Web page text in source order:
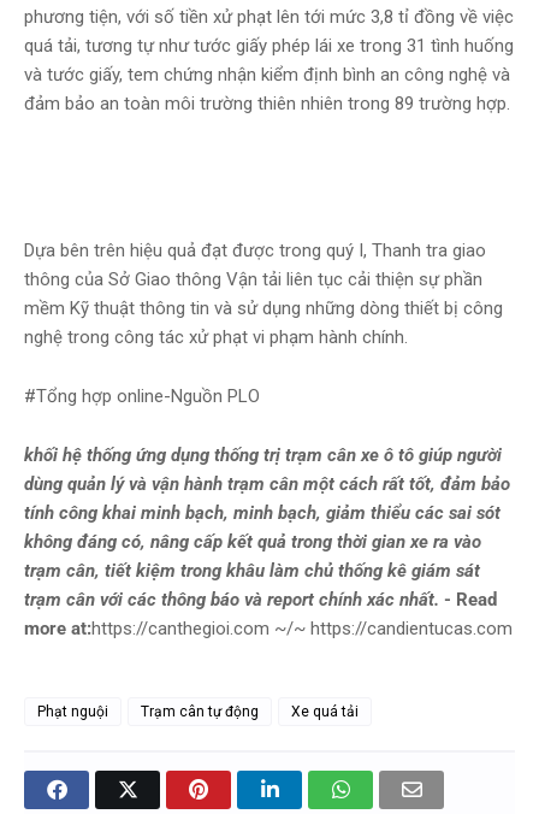
phương tiện, với số tiền xử phạt lên tới mức 3,8 tỉ đồng về việc
quá tải, tương tự như tước giấy phép lái xe trong 31 tình huống
và tước giấy, tem chứng nhận kiểm định bình an công nghệ và
đảm bảo an toàn môi trường thiên nhiên trong 89 trường hợp.
Dựa bên trên hiệu quả đạt được trong quý I, Thanh tra giao
thông của Sở Giao thông Vận tải liên tục cải thiện sự phần
mềm Kỹ thuật thông tin và sử dụng những dòng thiết bị công
nghệ trong công tác xử phạt vi phạm hành chính.
#Tổng hợp online-Nguồn PLO
khối hệ thống ứng dụng thống trị trạm cân xe ô tô giúp người
dùng quản lý và vận hành trạm cân một cách rất tốt, đảm bảo
tính công khai minh bạch, minh bạch, giảm thiểu các sai sót
không đáng có, nâng cấp kết quả trong thời gian xe ra vào
trạm cân, tiết kiệm trong khâu làm chủ thống kê giám sát
trạm cân với các thông báo và report chính xác nhất. - Read
more at:https://canthegioi.com ~/~ https://candientucas.com
Phạt nguội Trạm cân tự động Xe quá tải